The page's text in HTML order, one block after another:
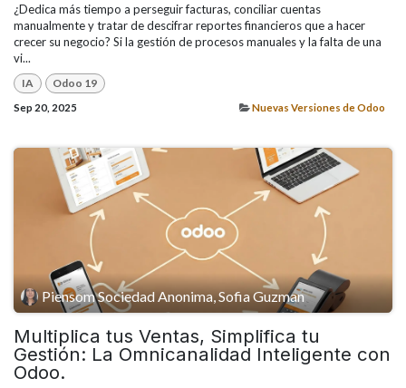
¿Dedica más tiempo a perseguir facturas, conciliar cuentas
manualmente y tratar de descifrar reportes financieros que a hacer
crecer su negocio? Si la gestión de procesos manuales y la falta de una
vi...
IA Odoo 19
Sep 20, 2025 Nuevas Versiones de Odoo
Piensom Sociedad Anonima, Sofia Guzman
Multiplica tus Ventas, Simplifica tu
Gestión: La Omnicanalidad Inteligente con
Odoo.